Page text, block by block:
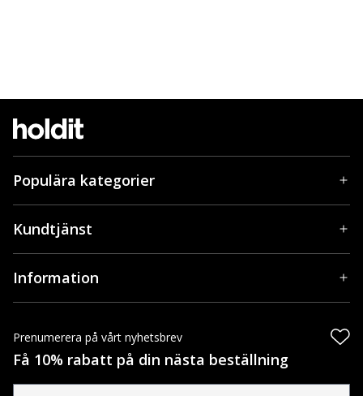
Populära kategorier
Kundtjänst
Information
Prenumerera på vårt nyhetsbrev
Få 10% rabatt på din nästa beställning